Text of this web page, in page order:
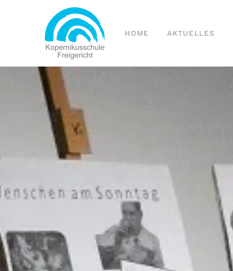
Zum Hauptinhalt springen HOME AKTUELLES